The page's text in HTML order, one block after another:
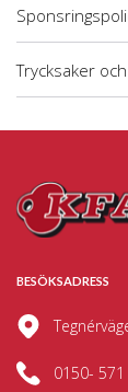
Trycksaker
BESÖKSADRESS
0150-